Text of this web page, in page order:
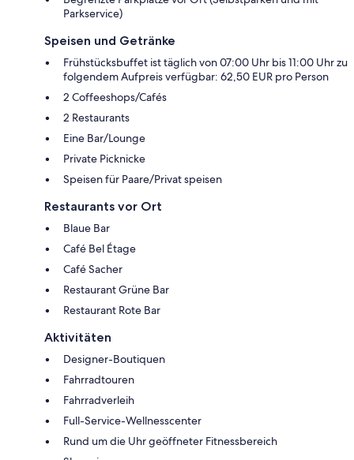
Parkservice)
Speisen und Getränke
Frühstücksbuffet ist täglich von 07:00 Uhr bis 11:00 Uhr zu
folgendem Aufpreis verfügbar: 62,50 EUR pro Person
2 Coffeeshops/Cafés
2 Restaurants
Eine Bar/Lounge
Private Picknicke
Speisen für Paare/Privat speisen
Restaurants vor Ort
Blaue Bar
Café Bel Étage
Café Sacher
Restaurant Grüne Bar
Restaurant Rote Bar
Aktivitäten
Designer-Boutiquen
Fahrradtouren
Fahrradverleih
Full-Service-Wellnesscenter
Rund um die Uhr geöffneter Fitnessbereich